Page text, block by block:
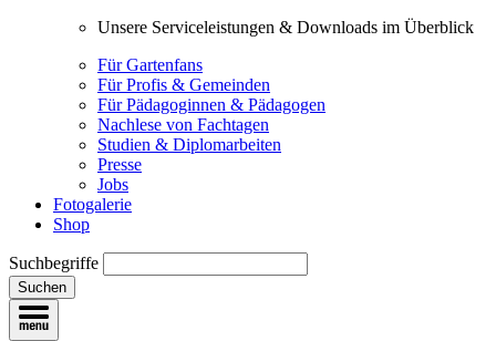
Unsere Serviceleistungen & Downloads im Überblick
Für Gartenfans
Für Profis & Gemeinden
Für Pädagoginnen & Pädagogen
Nachlese von Fachtagen
Studien & Diplomarbeiten
Presse
Jobs
Fotogalerie
Shop
Suchbegriffe
Suchen